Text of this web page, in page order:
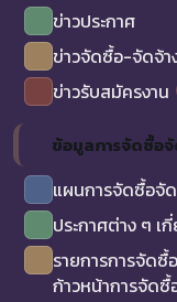
ข่าวประกาศ
ข่าวจัดซื้อ-จัดจ้า
ข่าวรับสมัครงาน
ข้อมูลการจัดซื้อจั
แผนการจัดซื้อจั
ประกาศต่าง ๆ
รายการการจัด
ก้าวหน้าการจัด